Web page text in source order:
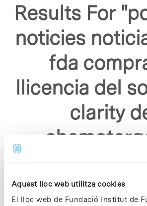
Aquest lloc web utilitza cookies
El lloc web de Fundació Institut de
Results For
noticies
fda
llicencia del
clarity